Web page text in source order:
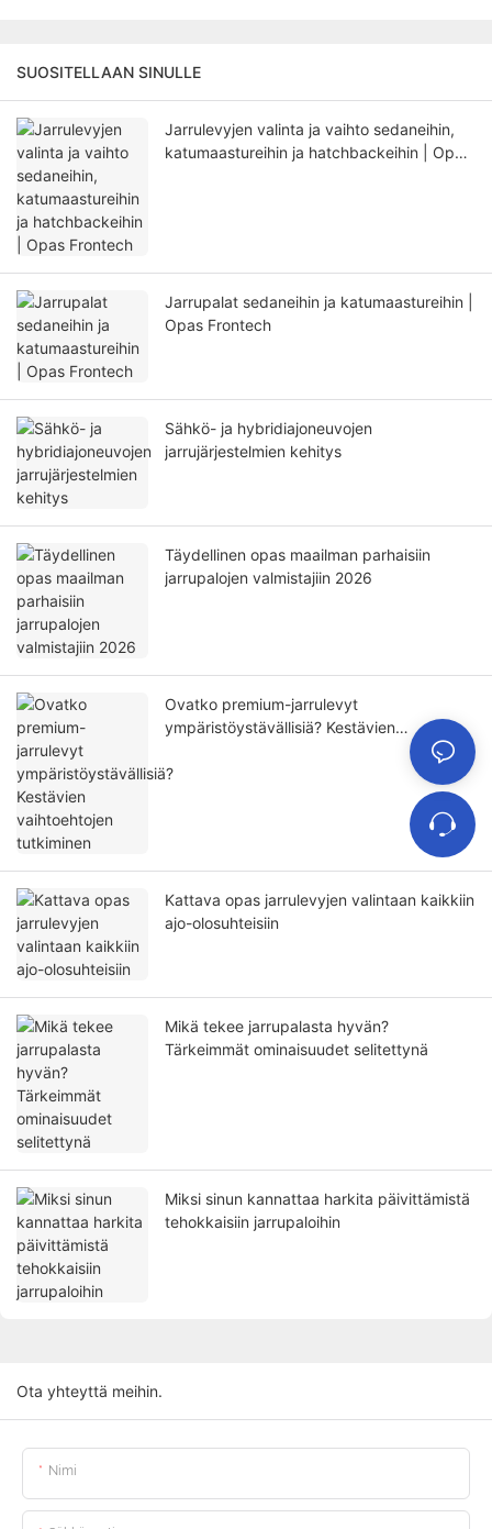
SUOSITELLAAN SINULLE
Jarrulevyjen valinta ja vaihto sedaneihin,
katumaastureihin ja hatchbackeihin | Opas
Jarrupalat sedaneihin ja katumaastureihin |
Opas Frontech
Sähkö- ja hybridiajoneuvojen
jarrujärjestelmien kehitys
Täydellinen opas maailman parhaisiin
jarrupalojen valmistajiin 2026
Ovatko premium-jarrulevyt
ympäristöystävällisiä? Kestävien
Kattava opas jarrulevyjen valintaan kaikkiin
ajo-olosuhteisiin
Mikä tekee jarrupalasta hyvän?
Tärkeimmät ominaisuudet selitettynä
Miksi sinun kannattaa harkita päivittämistä
tehokkaisiin jarrupaloihin
Ota yhteyttä meihin.
Nimi